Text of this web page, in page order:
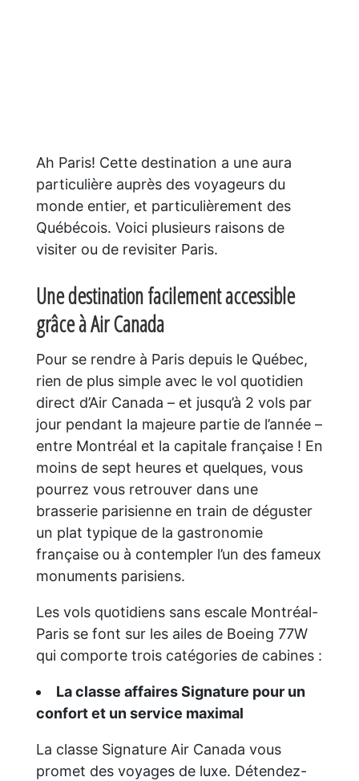
Ah Paris! Cette destination a une aura
particulière auprès des voyageurs du
monde entier, et particulièrement des
Québécois. Voici plusieurs raisons de
visiter ou de revisiter Paris.
Une destination facilement accessible
grâce à Air Canada
Pour se rendre à Paris depuis le Québec,
rien de plus simple avec le vol quotidien
direct d’Air Canada – et jusqu’à 2 vols par
jour pendant la majeure partie de l’année –
entre Montréal et la capitale française ! En
moins de sept heures et quelques, vous
pourrez vous retrouver dans une
brasserie parisienne en train de déguster
un plat typique de la gastronomie
française ou à contempler l’un des fameux
monuments parisiens.
Les vols quotidiens sans escale Montréal-
Paris se font sur les ailes de Boeing 77W
qui comporte trois catégories de cabines :
La classe affaires Signature pour un
confort et un service maximal
La classe Signature Air Canada vous
promet des voyages de luxe. Détendez-